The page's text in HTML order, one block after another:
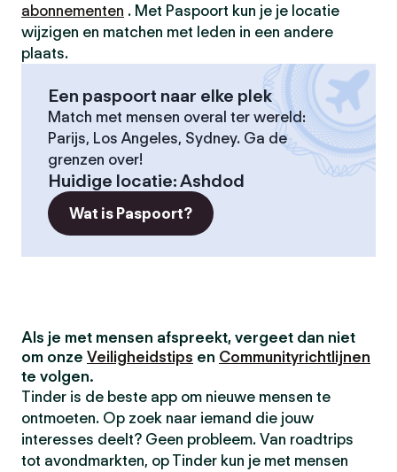
abonnementen . Met Paspoort kun je je locatie
wijzigen en matchen met leden in een andere
plaats.
Een paspoort naar elke plek
Match met mensen overal ter wereld:
Parijs, Los Angeles, Sydney. Ga de
grenzen over!
Huidige locatie:Ashdod
Wat is Paspoort?
Als je met mensen afspreekt, vergeet dan niet
om onze Veiligheidstips en Communityrichtlijnen
te volgen.
Tinder is de beste app om nieuwe mensen te
ontmoeten. Op zoek naar iemand die jouw
interesses deelt? Geen probleem. Van roadtrips
tot avondmarkten, op Tinder kun je met mensen